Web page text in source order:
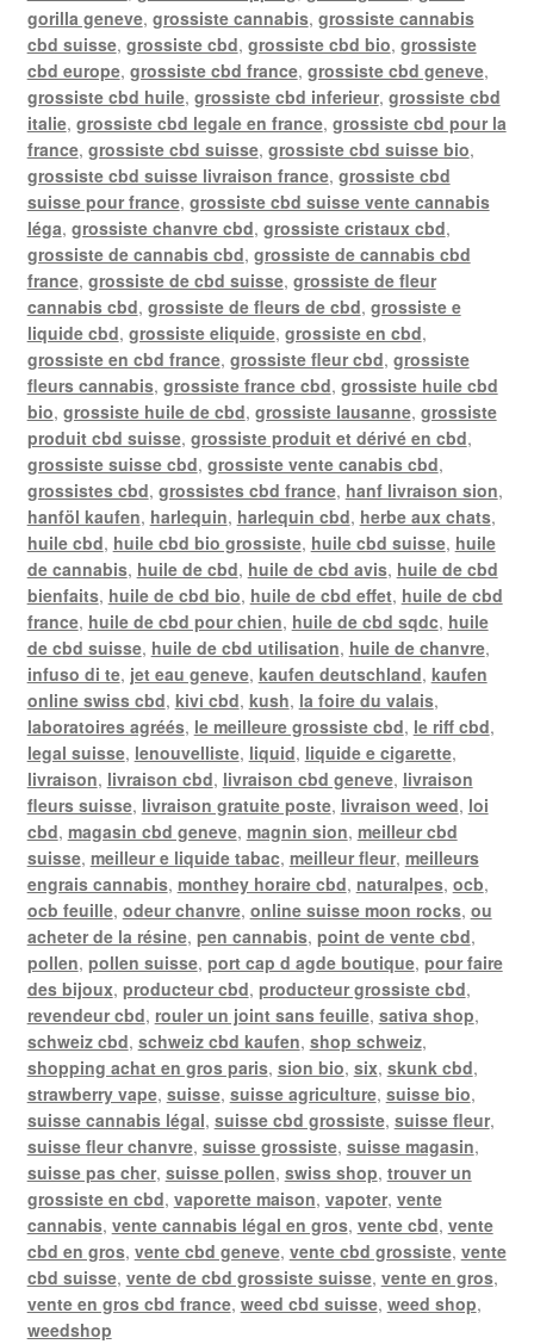
gorilla geneve, grossiste cannabis, grossiste cannabis
cbd suisse, grossiste cbd, grossiste cbd bio, grossiste
cbd europe, grossiste cbd france, grossiste cbd geneve,
grossiste cbd huile, grossiste cbd inferieur, grossiste cbd
italie, grossiste cbd legale en france, grossiste cbd pour la
france, grossiste cbd suisse, grossiste cbd suisse bio,
grossiste cbd suisse livraison france, grossiste cbd
suisse pour france, grossiste cbd suisse vente cannabis
léga, grossiste chanvre cbd, grossiste cristaux cbd,
grossiste de cannabis cbd, grossiste de cannabis cbd
france, grossiste de cbd suisse, grossiste de fleur
cannabis cbd, grossiste de fleurs de cbd, grossiste e
liquide cbd, grossiste eliquide, grossiste en cbd,
grossiste en cbd france, grossiste fleur cbd, grossiste
fleurs cannabis, grossiste france cbd, grossiste huile cbd
bio, grossiste huile de cbd, grossiste lausanne, grossiste
produit cbd suisse, grossiste produit et dérivé en cbd,
grossiste suisse cbd, grossiste vente canabis cbd,
grossistes cbd, grossistes cbd france, hanf livraison sion,
hanföl kaufen, harlequin, harlequin cbd, herbe aux chats,
huile cbd, huile cbd bio grossiste, huile cbd suisse, huile
de cannabis, huile de cbd, huile de cbd avis, huile de cbd
bienfaits, huile de cbd bio, huile de cbd effet, huile de cbd
france, huile de cbd pour chien, huile de cbd sqdc, huile
de cbd suisse, huile de cbd utilisation, huile de chanvre,
infuso di te, jet eau geneve, kaufen deutschland, kaufen
online swiss cbd, kivi cbd, kush, la foire du valais,
laboratoires agréés, le meilleure grossiste cbd, le riff cbd,
legal suisse, lenouvelliste, liquid, liquide e cigarette,
livraison, livraison cbd, livraison cbd geneve, livraison
fleurs suisse, livraison gratuite poste, livraison weed, loi
cbd, magasin cbd geneve, magnin sion, meilleur cbd
suisse, meilleur e liquide tabac, meilleur fleur, meilleurs
engrais cannabis, monthey horaire cbd, naturalpes, ocb,
ocb feuille, odeur chanvre, online suisse moon rocks, ou
acheter de la résine, pen cannabis, point de vente cbd,
pollen, pollen suisse, port cap d agde boutique, pour faire
des bijoux, producteur cbd, producteur grossiste cbd,
revendeur cbd, rouler un joint sans feuille, sativa shop,
schweiz cbd, schweiz cbd kaufen, shop schweiz,
shopping achat en gros paris, sion bio, six, skunk cbd,
strawberry vape, suisse, suisse agriculture, suisse bio,
suisse cannabis légal, suisse cbd grossiste, suisse fleur,
suisse fleur chanvre, suisse grossiste, suisse magasin,
suisse pas cher, suisse pollen, swiss shop, trouver un
grossiste en cbd, vaporette maison, vapoter, vente
cannabis, vente cannabis légal en gros, vente cbd, vente
cbd en gros, vente cbd geneve, vente cbd grossiste, vente
cbd suisse, vente de cbd grossiste suisse, vente en gros,
vente en gros cbd france, weed cbd suisse, weed shop,
weedshop